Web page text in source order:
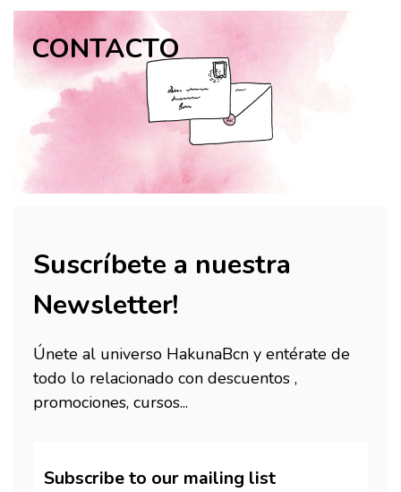
CONTACTO
Suscríbete a nuestra
Newsletter!
Únete al universo HakunaBcn y entérate de
todo lo relacionado con descuentos ,
promociones, cursos...
Subscribe to our mailing list